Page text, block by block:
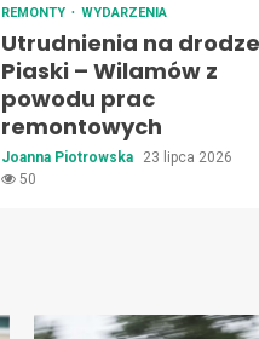
REMONTY WYDARZENIA
Utrudnienia na drodze
Piaski – Wilamów z
powodu prac
remontowych
Joanna Piotrowska
23 lipca 2026
50